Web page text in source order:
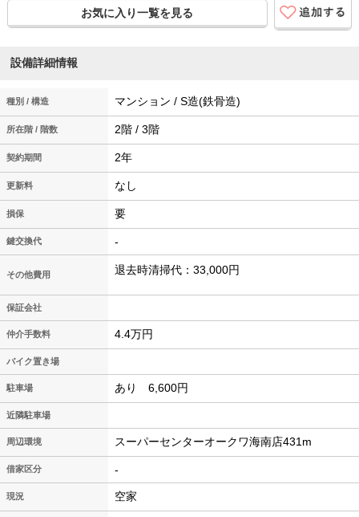
お気に入り一覧を見る
設備詳細情報
種別 / 構造 マンション / S造(鉄骨造)
所在階 / 階数 2階 / 3階
契約期間 2年
更新料 なし
損保 要
鍵交換代 -
その他費用 退去時清掃代：33,000円
保証会社
仲介手数料 4.4万円
バイク置き場
駐車場 あり 6,600円
近隣駐車場
周辺環境 スーパーセンターオークワ海南店431m
借家区分 -
現況 空家